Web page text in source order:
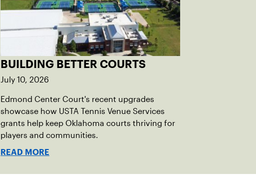
BUILDING BETTER COURTS
July 10, 2026
Edmond Center Court's recent upgrades
showcase how USTA Tennis Venue Services
grants help keep Oklahoma courts thriving for
players and communities.
READ MORE